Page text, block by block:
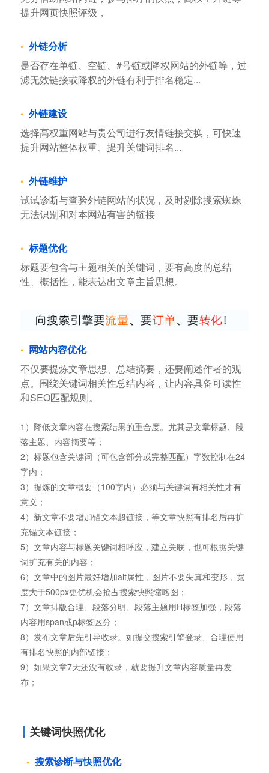
提升网页快照评级，
外链分析
是否存在单链、空链、#号链或降权网站的外链等，过
滤无效链接或降权的外链有利于排名稳定...
外链建设
选择高权重网站与贵公司进行友情链接交换，可快速
提升网站整体权重、提升关键词排名...
外链维护
试试诊断与查验外链网站的状况，及时剔除搜索蜘蛛
无法识别和对本网站有害的链接
标题优化
标题要包含与主题相关的关键词，要有高度的总结
性、概括性，能表达出文章主旨思想。
网站内容优化
不仅要提炼文章思想、总结摘要，还要阐述作者的观
点。围绕关键词相关性总结内容，让内容具备可读性
和SEO匹配规则。
1）降低文章内容在搜索结果的重合度。尤其是文章标题、段
落主题、内容摘要等；
2）标题包含关键词（可包含部分或完整匹配）字数控制在24
字内；
3）提炼的文章概要（100字内）必须与关键词有相关性才有
意义；
4）新文章不要增加锚文本超链接，等文章快照有排名后再扩
充锚文本链接；
5）文章内容与标题关键词相呼应，建立关联，也可根据关键
词扩充有关的内容；
6）文章中的图片最好增加alt属性，图片不要失真和变形，宽
度大于500px更优机会抢占搜索快照缩略图；
7）文章排版合理、段落分明、段落主题用H标签加强，段落
内容用span或p标签区分；
8）发布文章后先引导收录。如提交搜索引擎登录、合理使用
有排名快照的内部链接；
9）如果文章7天还没有收录，就要提升文章内容质量再发
布；
关键词快照优化
搜索诊断与快照优化